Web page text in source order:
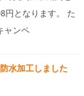
円となります。 た
ャンペ
水加工しました